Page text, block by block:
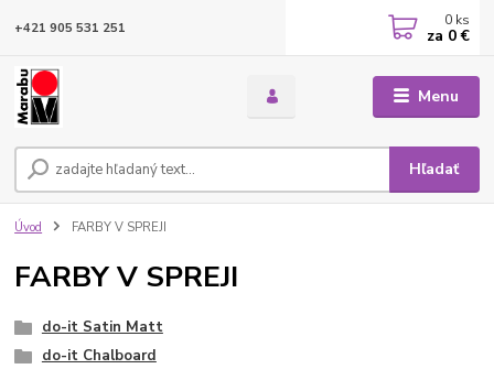
Menu
Hľadať
+421 905 531 251 0 ks
za 0 €
Úvod FARBY V SPREJI
FARBY V SPREJI
do-it Satin Matt
do-it Chalboard